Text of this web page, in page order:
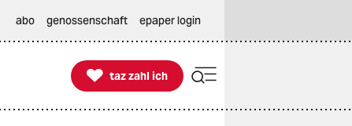
abo genossenschaft epaper login

taz zahl ich
taz zahl ich